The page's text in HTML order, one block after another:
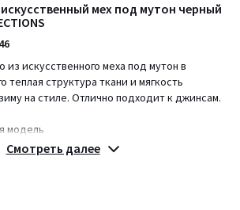
мех под мутон черный
из искусственного меха под мутон в
теплая структура ткани и мягкость
на стиле. Отлично подходит к джинсам.
модель
Смотреть далее